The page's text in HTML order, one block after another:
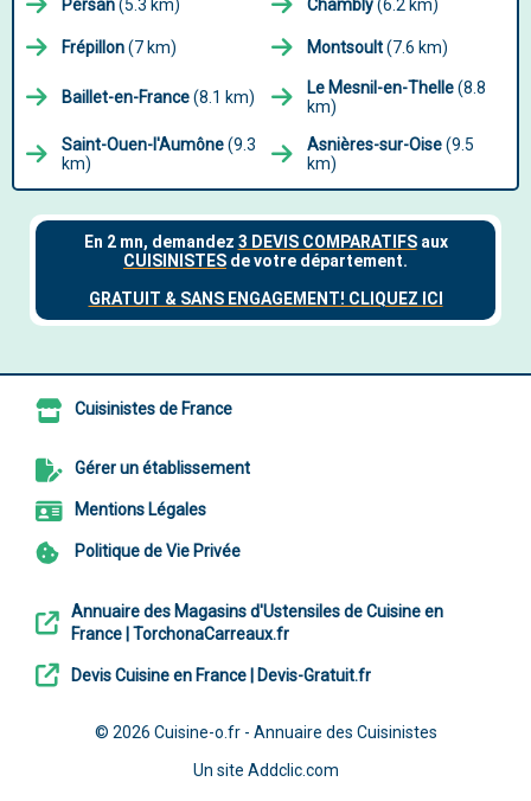
Persan(5.3 km) Chambly(6.2 km)
Frépillon(7 km) Montsoult(7.6 km)
Baillet-en-France(8.1 km) Le Mesnil-en-Thelle(8.8
km)
Saint-Ouen-l'Aumône(9.3
km)
Asnières-sur-Oise(9.5
km)
Cuisinistes de France
Gérer un établissement
Mentions Légales
Politique de Vie Privée
Annuaire des Magasins d'Ustensiles de Cuisine en
France | TorchonaCarreaux.fr
Devis Cuisine en France | Devis-Gratuit.fr
© 2026 Cuisine-o.fr - Annuaire des Cuisinistes
Un site Addclic.com